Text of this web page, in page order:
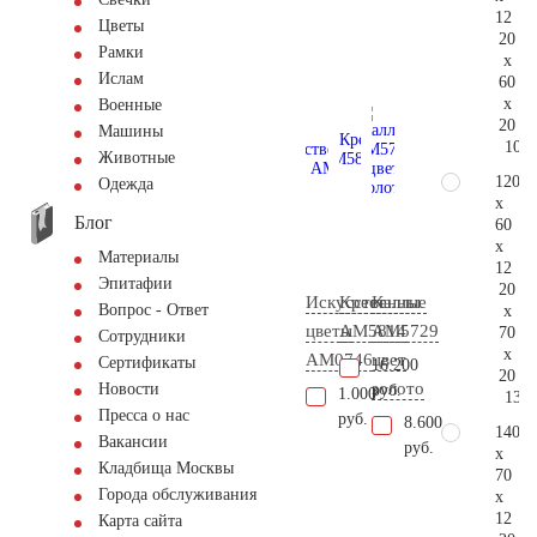
Цветы
Рамки
Ислам
Военные
Машины
Животные
Одежда
Блог
Материалы
Эпитафии
Вопрос - Ответ
Сотрудники
Сертификаты
Новости
Пресса о нас
Вакансии
Кладбища Москвы
Города обслуживания
Карта сайта
Искусственные
цветы
AM0746
1.000
руб.
Крест
AM5814
16.200
руб.
Каллы
AM5729
цвет
золото
8.600
руб.
12
20
x
60
x
20
120
x
60
x
12
20
x
70
x
20
140
x
70
x
12